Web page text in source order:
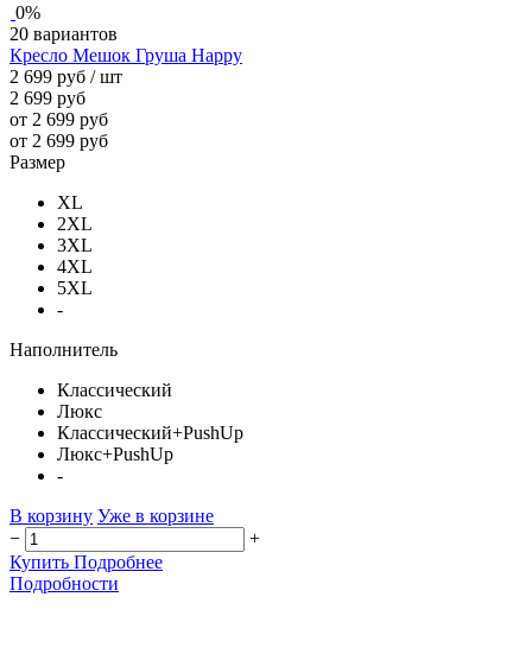
0%
20 вариантов
Кресло Мешок Груша Happy
2 699 руб / шт
2 699 руб
от 2 699 руб
от 2 699 руб
Размер
XL
2XL
3XL
4XL
5XL
-
Наполнитель
Классический
Люкс
Классический+PushUp
Люкс+PushUp
-
В корзину Уже в корзине
−
+
Купить Подробнее
Подробности